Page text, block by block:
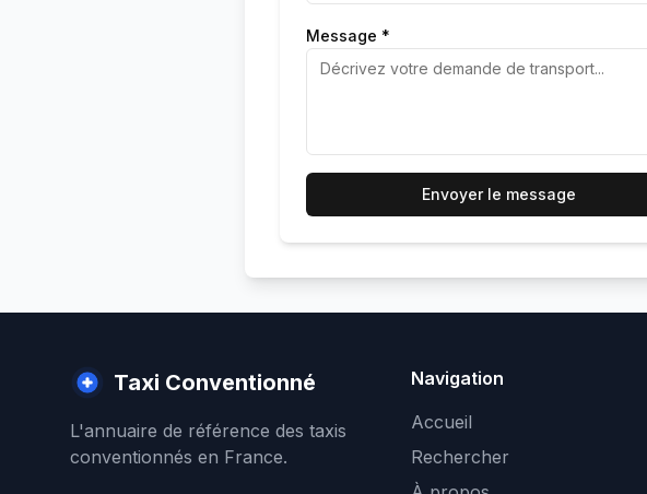
Message *
Envoyer le message
Taxi Conventionné
L'annuaire de référence des taxis
conventionnés en France.
Navigation
Accueil
Rechercher